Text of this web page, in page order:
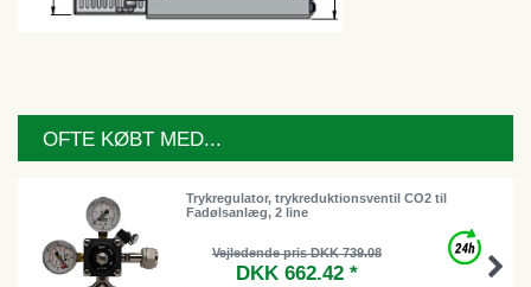
OFTE KØBT MED...
Trykregulator, trykreduktionsventil CO2 til
Fadølsanlæg, 2 line
Vejledende pris DKK 739.08
DKK 662.42 *